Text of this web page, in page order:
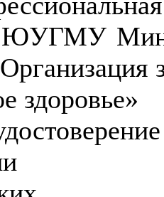
здоровье»